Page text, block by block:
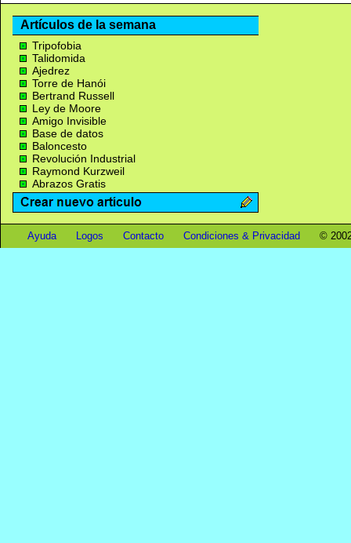
Artículos de la semana
Tripofobia
Talidomida
Ajedrez
Torre de Hanói
Bertrand Russell
Ley de Moore
Amigo Invisible
Base de datos
Baloncesto
Revolución Industrial
Raymond Kurzweil
Abrazos Gratis
Ayuda Logos Contacto Condiciones & Privacidad ©